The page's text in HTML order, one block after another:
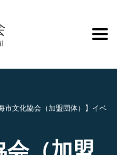
市文化協会（加盟団体）】イベ